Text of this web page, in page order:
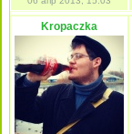
Kropaczka